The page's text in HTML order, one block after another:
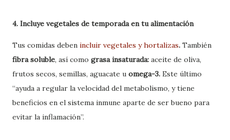
4. Incluye vegetales de temporada en tu alimentación
Tus comidas deben incluir vegetales y hortalizas. También
fibra soluble, así como grasa insaturada: aceite de oliva,
frutos secos, semillas, aguacate u omega-3. Este último
“ayuda a regular la velocidad del metabolismo, y tiene
beneficios en el sistema inmune aparte de ser bueno para
evitar la inflamación”.